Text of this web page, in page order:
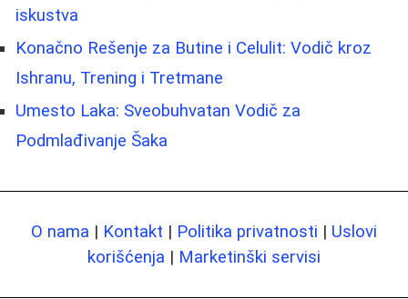
iskustva
Konačno Rešenje za Butine i Celulit: Vodič kroz
Ishranu, Trening i Tretmane
Umesto Laka: Sveobuhvatan Vodič za
Podmlađivanje Šaka
O nama | Kontakt | Politika privatnosti | Uslovi
korišćenja | Marketinški servisi